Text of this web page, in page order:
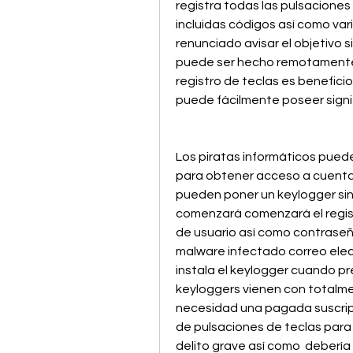
registra todas las
incluidas códigos así como
renunciado avisar el objetivo
puede ser hecho
registro de teclas es
puede fácilmente poseer
Los piratas informáticos
para obtener acceso a
pueden poner un keylogger
comenzará comenzará el
de usuario así como
malware infectado correo
instala el keylogger cuando
keyloggers vienen con
necesidad una pagada
de pulsaciones de teclas
delito grave así como